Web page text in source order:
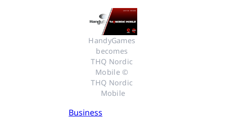
HandyGames
becomes
THQ Nordic
Mobile ©
THQ Nordic
Mobile
Business